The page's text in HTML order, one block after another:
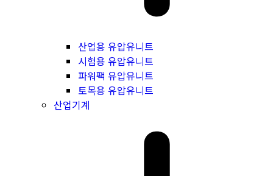
산업용 유압유니트
시험용 유압유니트
파워팩 유압유니트
토목용 유압유니트
산업기계